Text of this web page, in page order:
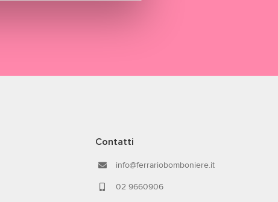
Contatti
info@ferrariobomboniere.it
02 9660906